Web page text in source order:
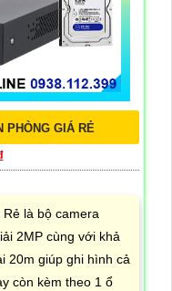
PHÒNG GIÁ RẺ
Rẻ là bộ camera
2MP cùng với khả
20m giúp ghi hình cả
còn kèm theo 1 ổ